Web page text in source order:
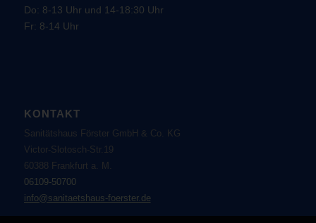
Do: 8-13 Uhr und 14-18:30 Uhr
Fr: 8-14 Uhr
KONTAKT
Sanitätshaus Förster GmbH & Co. KG
Victor-Slotosch-Str.19
60388 Frankfurt a. M.
06109-50700
info@sanitaetshaus-foerster.de